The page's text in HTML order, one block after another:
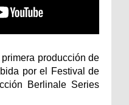
producción de
por el Festival de
Berlinale Series